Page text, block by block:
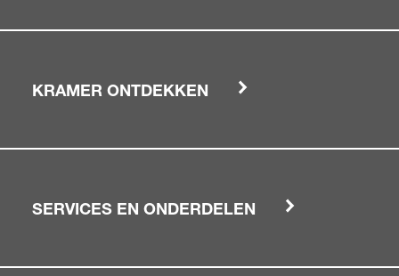
KRAMER ONTDEKKEN
SERVICES EN ONDERDELEN